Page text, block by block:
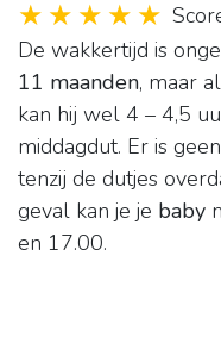
De wakkertijd is
11 maanden, maar
kan hij wel 4 – 4,5
middagdut. Er is
tenzij de dutjes
geval kan je je baby
en 17.00.